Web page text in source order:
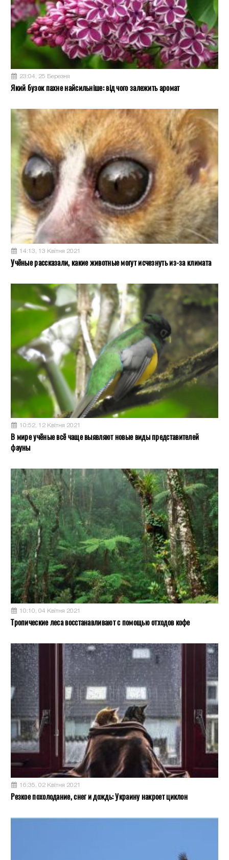
23:04, 25 Березня
Який бузок пахне найсильніше: від чого залежить аромат
14:13, 13 Квітня 2021
Учёные рассказали, какие животные могут исчезнуть из-за климата
10:52, 12 Квітня 2021
В мире учёные всё чаще выявляют новые виды представителей
фауны
10:10, 04 Квітня 2021
Тропические леса восстанавливают с помощью отходов кофе
16:35, 02 Квітня 2021
Резкое похолодание, снег и дождь: Украину накроет циклон